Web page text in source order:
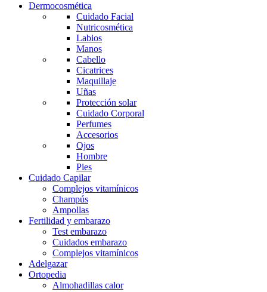
Dermocosmética
Cuidado Facial
Nutricosmética
Labios
Manos
Cabello
Cicatrices
Maquillaje
Uñas
Protección solar
Cuidado Corporal
Perfumes
Accesorios
Ojos
Hombre
Pies
Cuidado Capilar
Complejos vitamínicos
Champús
Ampollas
Fertilidad y embarazo
Test embarazo
Cuidados embarazo
Complejos vitamínicos
Adelgazar
Ortopedia
Almohadillas calor